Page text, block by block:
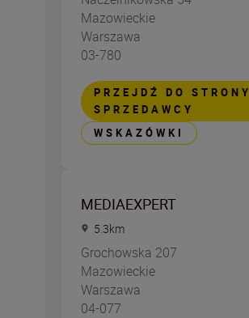
Mazowieckie
Warszawa
03-780
PRZEJDŹ DO STRONY
SPRZEDAWCY
WSKAZÓWKI
MEDIAEXPERT
5.3km
Grochowska 207
Mazowieckie
Warszawa
04-077